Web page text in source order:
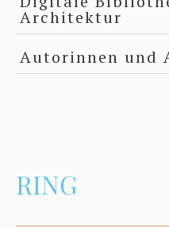
Architektur
Autorinnen und
RING